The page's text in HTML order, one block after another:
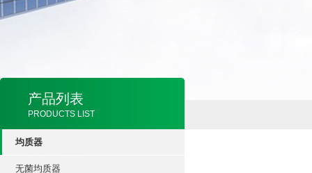
产品列表
PRODUCTS LIST
均质器
无菌均质器